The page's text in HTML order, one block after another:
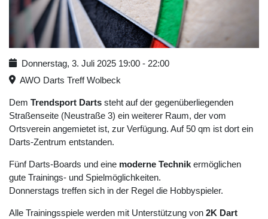
Donnerstag, 3. Juli 2025 19:00 - 22:00
AWO Darts Treff Wolbeck
Dem Trendsport Darts steht auf der gegenüberliegenden
Straßenseite (Neustraße 3) ein weiterer Raum, der vom
Ortsverein angemietet ist, zur Verfügung. Auf 50 qm ist dort ein
Darts-Zentrum entstanden.
Fünf Darts-Boards und eine moderne Technik ermöglichen
gute Trainings- und Spielmöglichkeiten.
Donnerstags treffen sich in der Regel die Hobbyspieler.
Alle Trainingsspiele werden mit Unterstützung von 2K Dart